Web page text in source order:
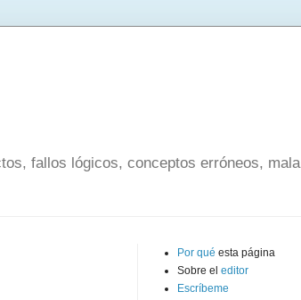
fallos lógicos, conceptos erróneos, mala
Por qué esta página
Sobre el editor
Escríbeme